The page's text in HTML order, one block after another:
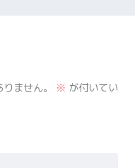
ません。 ※ が付いてい